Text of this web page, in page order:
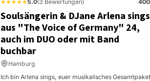
★★★★★5.0(3 Bewertungen)
Soulsängerin & DJane Arlena
aus "The Voice of Germany" 24,
auch im DUO oder mit Band
buchbar
Hamburg
Ich bin Arlena sings, euer musikalisches Gesamtpaket